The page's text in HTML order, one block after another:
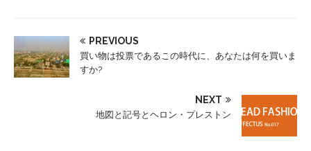
PREVIOUS
買い物は投票であるこの時代に、あなたは何を買いま
すか?
NEXT
地図と記号とヘロン・プレストン